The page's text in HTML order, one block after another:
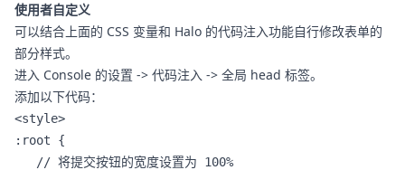
使用者自定义
可以结合上面的 CSS 变量和 Halo 的代码注入功能自行修改表单的
部分样式。
进入 Console 的设置 -> 代码注入 -> 全局 head 标签。
添加以下代码：
<style>
:root {
   // 将提交按钮的宽度设置为 100%